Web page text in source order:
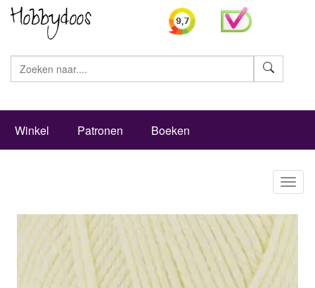
Winkel Patronen Boeken